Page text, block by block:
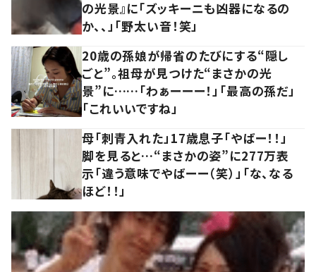
の光景』に「ズッキーニも凶器になるの
か、、」「野太い音！笑」
20歳の孫娘が帰省のたびにする“隠し
ごと”。祖母が見つけた“まさかの光
景”に……「わぁーーー！」「最高の孫だ」
「これいいですね」
母「刺青入れた」17歳息子「やばー！！」
脚を見ると…“まさかの姿”に277万表
示「違う意味でやばーー（笑）」「な、なる
ほど！！」